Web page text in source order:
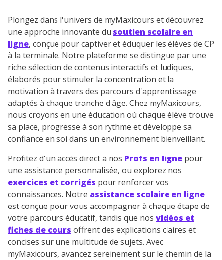
Plongez dans l'univers de myMaxicours et découvrez
une approche innovante du soutien scolaire en
ligne, conçue pour captiver et éduquer les élèves de CP
à la terminale. Notre plateforme se distingue par une
riche sélection de contenus interactifs et ludiques,
élaborés pour stimuler la concentration et la
motivation à travers des parcours d'apprentissage
adaptés à chaque tranche d'âge. Chez myMaxicours,
nous croyons en une éducation où chaque élève trouve
sa place, progresse à son rythme et développe sa
confiance en soi dans un environnement bienveillant.
Profitez d'un accès direct à nos Profs en ligne pour
une assistance personnalisée, ou explorez nos
exercices et corrigés pour renforcer vos
connaissances. Notre assistance scolaire en ligne
est conçue pour vous accompagner à chaque étape de
votre parcours éducatif, tandis que nos vidéos et
fiches de cours offrent des explications claires et
concises sur une multitude de sujets. Avec
myMaxicours, avancez sereinement sur le chemin de la